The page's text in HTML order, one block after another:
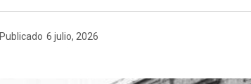
Publicado 6 julio, 2026